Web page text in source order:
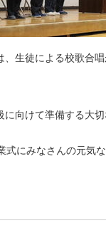
、生徒による校歌合
に向けて準備する大
式にみなさんの元気